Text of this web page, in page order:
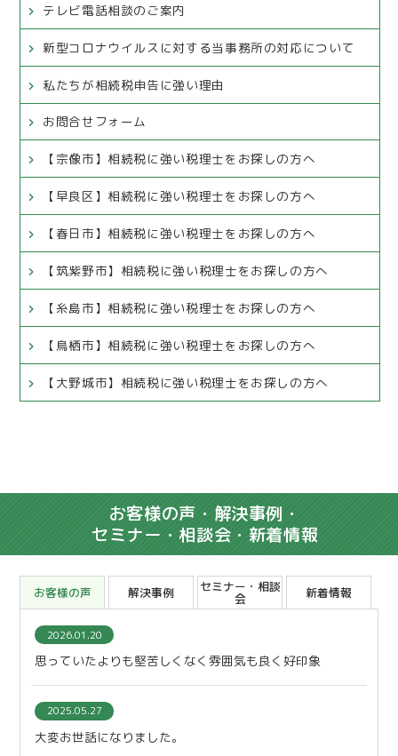
テレビ電話相談のご案内
新型コロナウイルスに対する当事務所の対応について
私たちが相続税申告に強い理由
お問合せフォーム
【宗像市】相続税に強い税理士をお探しの方へ
【早良区】相続税に強い税理士をお探しの方へ
【春日市】相続税に強い税理士をお探しの方へ
【筑紫野市】相続税に強い税理士をお探しの方へ
【糸島市】相続税に強い税理士をお探しの方へ
【鳥栖市】相続税に強い税理士をお探しの方へ
【大野城市】相続税に強い税理士をお探しの方へ
お客様の声・解決事例・
セミナー・相談会・新着情報
お客様の声 解決事例 セミナー・相談
会 新着情報
2026.01.20
思っていたよりも堅苦しくなく雰囲気も良く好印象
2025.05.27
大変お世話になりました。